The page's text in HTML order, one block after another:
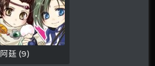
阿廷(9)